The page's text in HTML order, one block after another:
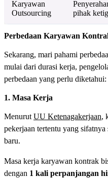
Karyawan
Outsourcing
pihak
Perbedaan Karyawan
Sekarang, mari pahami
mulai dari durasi kerja,
perbedaan yang perlu diketahui:
1. Masa Kerja
Menurut UU Ketenagakerjaan,
pekerjaan tertentu yang
baru.
Masa kerja karyawan kontrak
dengan 1 kali perpanjangan